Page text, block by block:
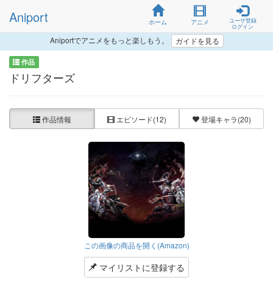
Aniport ホーム アニメ
ユーザ登録
ログイン
Aniportでアニメをもっと楽しもう。 ガイドを見る
作品
ドリフターズ
作品情報 エピソード(12) 登場キャラ(20)
この画像の商品を開く(Amazon)
マイリストに登録する